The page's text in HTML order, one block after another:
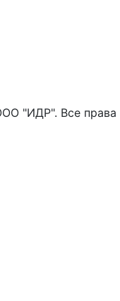
"ИДР". Все права